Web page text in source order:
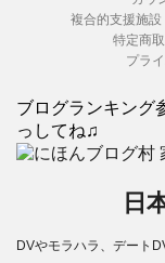
複合的支援施設
特定商
プラ
ブログランキング
っしてね♫
日
DVやモラハラ、デート